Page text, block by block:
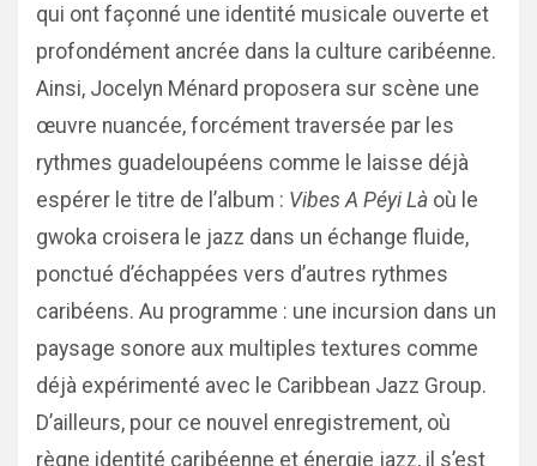
qui ont façonné une identité musicale ouverte et
profondément ancrée dans la culture caribéenne.
Ainsi, Jocelyn Ménard proposera sur scène une
œuvre nuancée, forcément traversée par les
rythmes guadeloupéens comme le laisse déjà
espérer le titre de l’album : Vibes A Péyi Là où le
gwoka croisera le jazz dans un échange fluide,
ponctué d’échappées vers d’autres rythmes
caribéens. Au programme : une incursion dans un
paysage sonore aux multiples textures comme
déjà expérimenté avec le Caribbean Jazz Group.
D’ailleurs, pour ce nouvel enregistrement, où
règne identité caribéenne et énergie jazz, il s’est